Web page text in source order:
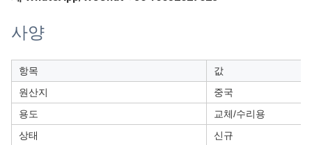
사양
항목
값
원산지
중국
용도
교체/수리용
상태
신규